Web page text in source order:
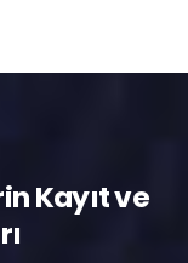
Kayıtve